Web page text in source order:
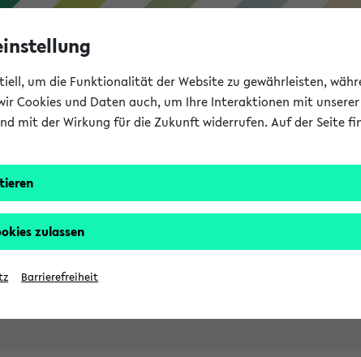
um die Funktionalität der Website zu gewährleisten,
Cookies und Daten auch, um Ihre Interaktionen mit
mit der Wirkung für die Zukunft widerrufen. Auf der Seite
zulassen
Barrierefreiheit